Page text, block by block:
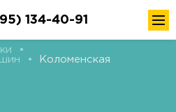
134-40-91
•
• Коломенская